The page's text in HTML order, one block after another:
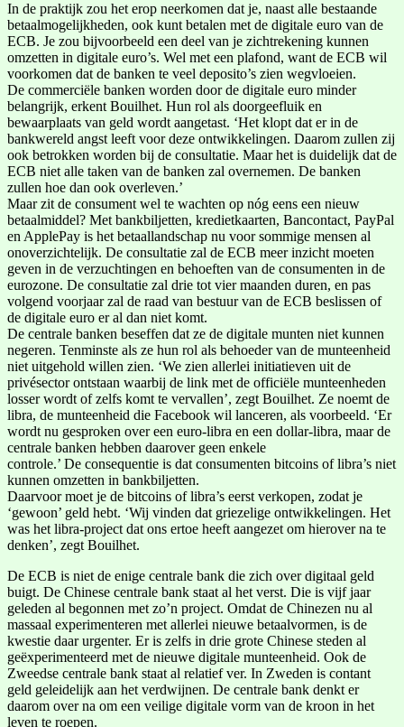
In de praktijk zou het erop neerkomen dat je, naast alle bestaande
betaalmogelijkheden, ook kunt betalen met de digitale euro van de
ECB. Je zou bijvoorbeeld een deel van je zichtrekening kunnen
omzetten in digitale euro’s. Wel met een plafond, want de ECB wil
voorkomen dat de banken te veel deposito’s zien wegvloeien.
De commerciële banken worden door de digitale euro minder
belangrijk, erkent Bouilhet. Hun rol als doorgeefluik en
bewaarplaats van geld wordt aangetast. ‘Het klopt dat er in de
bankwereld angst leeft voor deze ontwikkelingen. Daarom zullen zij
ook betrokken worden bij de consultatie. Maar het is duidelijk dat de
ECB niet alle taken van de banken zal overnemen. De banken
zullen hoe dan ook overleven.’
Maar zit de consument wel te wachten op nóg eens een nieuw
betaalmiddel? Met bankbiljetten, kredietkaarten, Bancontact, PayPal
en ApplePay is het betaallandschap nu voor sommige mensen al
onoverzichtelijk. De consultatie zal de ECB meer inzicht moeten
geven in de verzuchtingen en behoeften van de consumenten in de
eurozone. De consultatie zal drie tot vier maanden duren, en pas
volgend voorjaar zal de raad van bestuur van de ECB beslissen of
de digitale euro er al dan niet komt.
De centrale banken beseffen dat ze de digitale munten niet kunnen
negeren. Tenminste als ze hun rol als behoeder van de munteenheid
niet uitgehold willen zien. ‘We zien allerlei initiatieven uit de
privésector ontstaan waarbij de link met de officiële munteenheden
losser wordt of zelfs komt te vervallen’, zegt Bouilhet. Ze noemt de
libra, de munteenheid die Facebook wil lanceren, als voorbeeld. ‘Er
wordt nu gesproken over een euro-libra en een dollar-libra, maar de
centrale banken hebben daarover geen enkele
controle.’ De consequentie is dat consumenten bitcoins of libra’s niet
kunnen omzetten in bankbiljetten.
Daarvoor moet je de bitcoins of libra’s eerst verkopen, zodat je
‘gewoon’ geld hebt. ‘Wij vinden dat griezelige ontwikkelingen. Het
was het libra-project dat ons ertoe heeft aangezet om hierover na te
denken’, zegt Bouilhet.
De ECB is niet de enige centrale bank die zich over digitaal geld
buigt. De Chinese centrale bank staat al het verst. Die is vijf jaar
geleden al begonnen met zo’n project. Omdat de Chinezen nu al
massaal experimenteren met allerlei nieuwe betaalvormen, is de
kwestie daar urgenter. Er is zelfs in drie grote Chinese steden al
geëxperimenteerd met de nieuwe digitale munteenheid. Ook de
Zweedse centrale bank staat al relatief ver. In Zweden is contant
geld geleidelijk aan het verdwijnen. De centrale bank denkt er
daarom over na om een veilige digitale vorm van de kroon in het
leven te roepen.